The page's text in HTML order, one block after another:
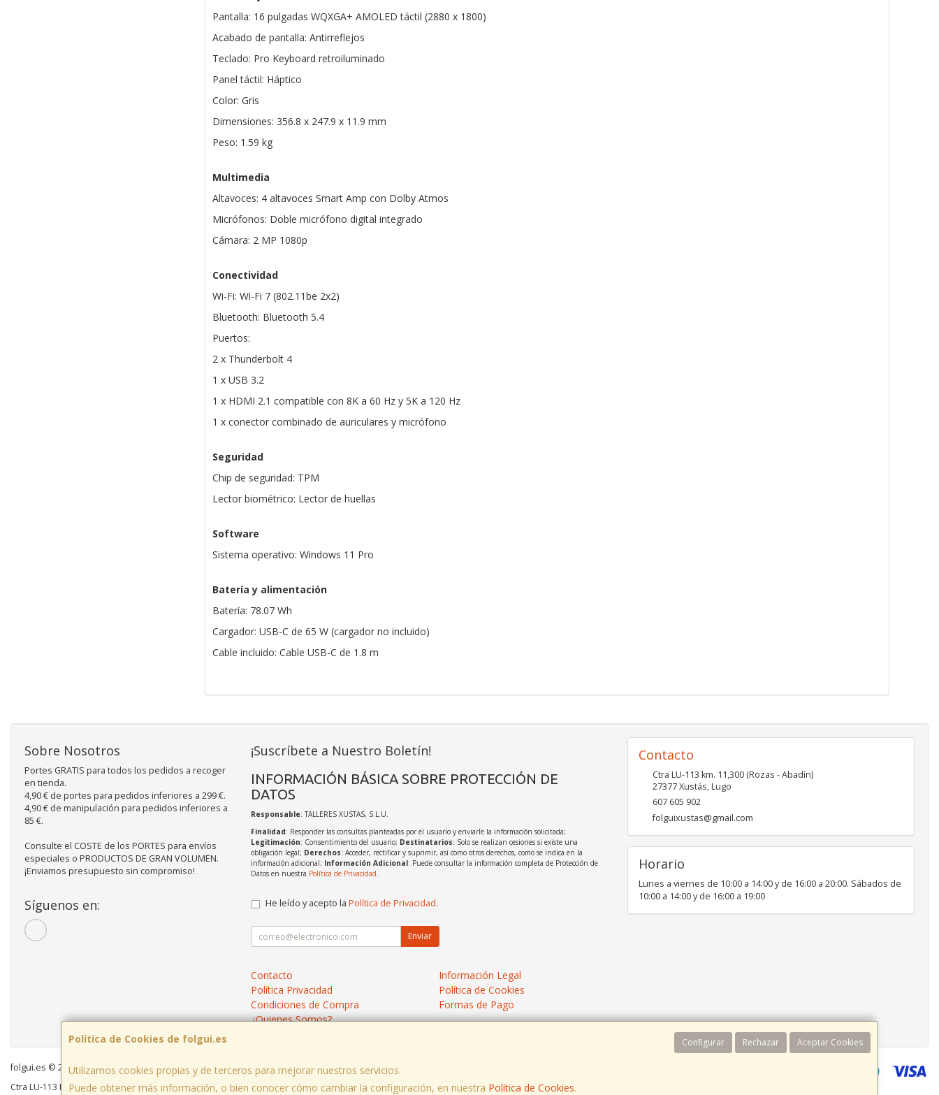
Pantalla: 16 pulgadas WQXGA+ AMOLED táctil (2880 x 1800)
Acabado de pantalla: Antirreflejos
Teclado: Pro Keyboard retroiluminado
Panel táctil: Háptico
Color: Gris
Dimensiones: 356.8 x 247.9 x 11.9 mm
Peso: 1.59 kg
Multimedia
Altavoces: 4 altavoces Smart Amp con Dolby Atmos
Micrófonos: Doble micrófono digital integrado
Cámara: 2 MP 1080p
Conectividad
Wi-Fi: Wi-Fi 7 (802.11be 2x2)
Bluetooth: Bluetooth 5.4
Puertos:
2 x Thunderbolt 4
1 x USB 3.2
1 x HDMI 2.1 compatible con 8K a 60 Hz y 5K a 120 Hz
1 x conector combinado de auriculares y micrófono
Seguridad
Chip de seguridad: TPM
Lector biométrico: Lector de huellas
Software
Sistema operativo: Windows 11 Pro
Batería y alimentación
Batería: 78.07 Wh
Cargador: USB-C de 65 W (cargador no incluido)
Cable incluido: Cable USB-C de 1.8 m
Política de Cookies de folgui.es Configurar Rechazar Aceptar Cookies
Utilizamos cookies propias y de terceros para mejorar nuestros servicios.
Puede obtener más información, o bien conocer cómo cambiar la configuración, en nuestra Política de Cookies.
Sobre Nosotros
Portes GRATIS para todos los pedidos a recoger
en tienda.
4,90 € de portes para pedidos inferiores a 299 €.
4,90 € de manipulación para pedidos inferiores a
85 €.
Consulte el COSTE de los PORTES para envíos
especiales o PRODUCTOS DE GRAN VOLUMEN.
¡Enviamos presupuesto sin compromiso!
Síguenos en:
¡Suscríbete a Nuestro Boletín!
INFORMACIÓN BÁSICA SOBRE PROTECCIÓN DE
DATOS
Responsable: TALLERES XUSTAS, S.L.U.
Finalidad: Responder las consultas planteadas por el usuario y enviarle la información solicitada;
Legitimación: Consentimiento del usuario; Destinatarios: Solo se realizan cesiones si existe una
obligación legal; Derechos: Acceder, rectificar y suprimir, así como otros derechos, como se indica en la
información adicional; Información Adicional: Puede consultar la información completa de Protección de
Datos en nuestra Política de Privacidad.
He leído y acepto la Política de Privacidad.
Enviar
Contacto
Información Legal
Política Privacidad
Política de Cookies
Condiciones de Compra
Formas de Pago
¿Quienes Somos?
Contacto
Ctra LU-113 km. 11,300 (Rozas - Abadín)
27377Xustás,Lugo
607 605 902
folguixustas@gmail.com
Horario
Lunes a viernes de 10:00 a 14:00 y de 16:00 a 20:00. Sábados de
10:00 a 14:00 y de 16:00 a 19:00
folgui.es © 2026
Ctra LU-113 Km 11,300 Xustás Lugo, España. - C.I.F.: B27261130 - Tfno: 607 605 902